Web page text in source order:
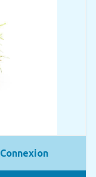
Connexion